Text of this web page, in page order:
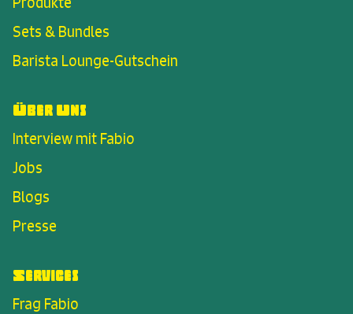
Produkte
Sets & Bundles
Barista Lounge-Gutschein
Über Uns
Interview mit Fabio
Jobs
Blogs
Presse
Services
Frag Fabio